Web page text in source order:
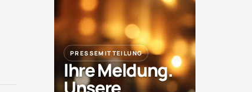
PRESSEMITTEILUNG
Ihre Meldung.